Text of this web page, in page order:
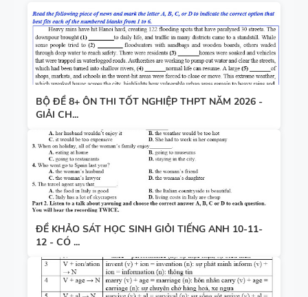
BỘ ĐỀ 8+ ÔN THI TỐT NGHIỆP THPT NĂM 2026 -
GIẢI CH...
ĐỀ KHẢO SÁT HỌC SINH GIỎI TIẾNG ANH 10-11-
12 - CÓ ...